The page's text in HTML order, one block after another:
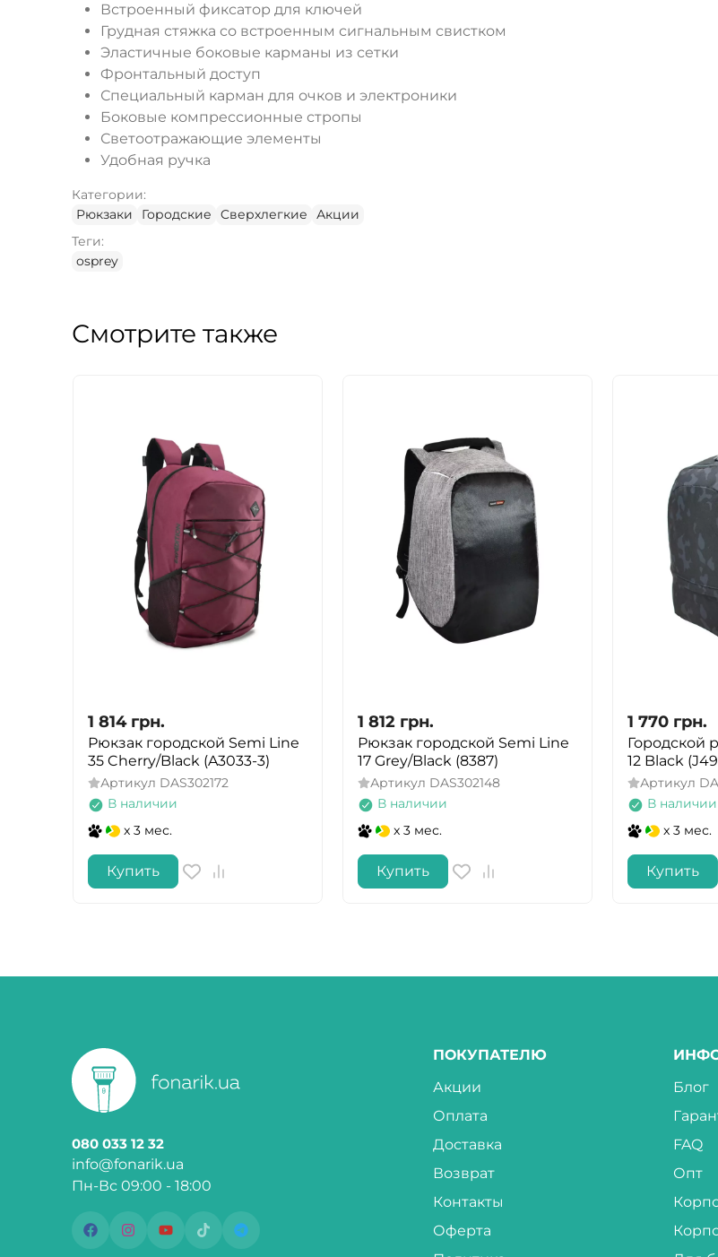
Встроенный фиксатор для ключей
Грудная стяжка со встроенным сигнальным свистком
Эластичные боковые карманы из сетки
Фронтальный доступ
Специальный карман для очков и электроники
Боковые компрессионные стропы
Светоотражающие элементы
Удобная ручка
Категории:
Рюкзаки
Городские Cверхлегкие
Акции
Теги:
osprey
Смотрите также
1 814 грн.
Рюкзак городской Semi Line
35 Cherry/Black (A3033-3)
Артикул DAS302172
В наличии
x 3 мес.
Купить
1 812 грн.
Рюкзак городской Semi Line
17 Grey/Black (8387)
Артикул DAS302148
В наличии
x 3 мес.
Купить
1 770 грн.
Городской
12 Black
Артикул
В наличии
x 3 мес.
Купить
080 033 12 32
info@fonarik.ua
Пн-Вс 09:00 - 18:00
ПОКУПАТЕЛЮ
Акции
Оплата
Доставка
Возврат
Контакты
Оферта
Блог
FAQ
Опт